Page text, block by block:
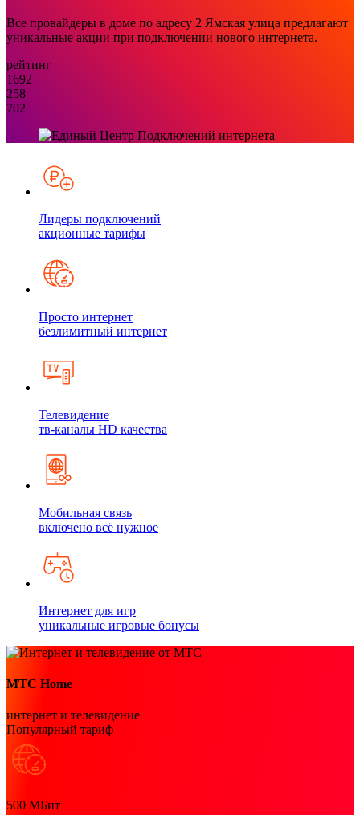
Все провайдеры в доме по адресу 2 Ямская улица предлагают
уникальные акции при подключении нового интернета.
рейтинг
1692
258
702
Лидеры подключений
акционные тарифы
Просто интернет
безлимитный интернет
Телевидение
тв-каналы HD качества
Мобильная связь
включено всё нужное
Интернет для игр
уникальные игровые бонусы
МТС Home
интернет и телевидение
Популярный тариф
500 МБит